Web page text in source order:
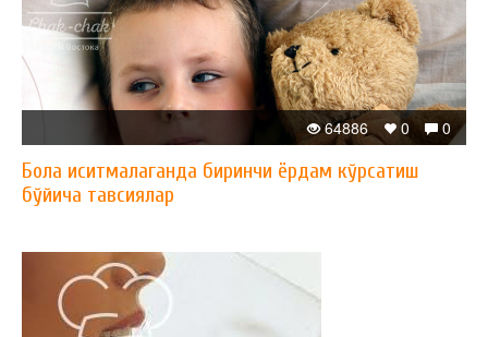
0
0
64886
Бола иситмалаганда биринчи ёрдам кўрсатиш
бўйича тавсиялар